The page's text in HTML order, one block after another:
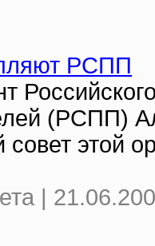
РСПП
(РСПП)
этой
|